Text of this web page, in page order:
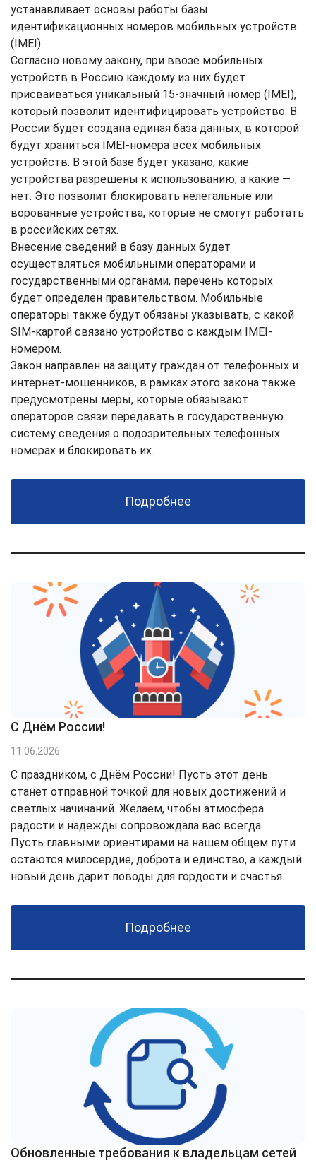
устанавливает основы работы базы
идентификационных номеров мобильных устройств
(IMEI).
Согласно новому закону, при ввозе мобильных
устройств в Россию каждому из них будет
присваиваться уникальный 15-значный номер (IMEI),
который позволит идентифицировать устройство. В
России будет создана единая база данных, в которой
будут храниться IMEI-номера всех мобильных
устройств. В этой базе будет указано, какие
устройства разрешены к использованию, а какие —
нет. Это позволит блокировать нелегальные или
ворованные устройства, которые не смогут работать
в российских сетях.
Внесение сведений в базу данных будет
осуществляться мобильными операторами и
государственными органами, перечень которых
будет определен правительством. Мобильные
операторы также будут обязаны указывать, с какой
SIM-картой связано устройство с каждым IMEI-
номером.
Закон направлен на защиту граждан от телефонных и
интернет-мошенников, в рамках этого закона также
предусмотрены меры, которые обязывают
операторов связи передавать в государственную
систему сведения о подозрительных телефонных
номерах и блокировать их.
Подробнее
С Днём России!
11.06.2026
С праздником, с Днём России! Пусть этот день
станет отправной точкой для новых достижений и
светлых начинаний. Желаем, чтобы атмосфера
радости и надежды сопровождала вас всегда.
Пусть главными ориентирами на нашем общем пути
остаются милосердие, доброта и единство, а каждый
новый день дарит поводы для гордости и счастья.
Подробнее
Обновленные требования к владельцам сетей